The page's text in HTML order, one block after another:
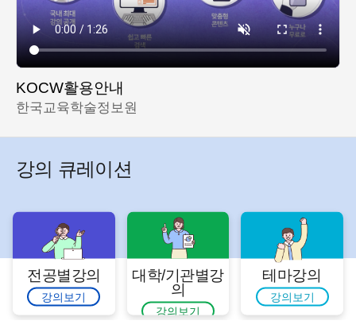
KOCW활용안내
한국교육학술정보원
강의 큐레이션
전공별강의
강의보기
대학/기관별강
의
강의보기
테마강의
강의보기